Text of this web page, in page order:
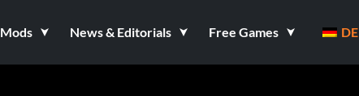
Mods News & Editorials Free Games DE